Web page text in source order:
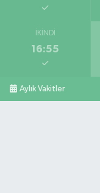
İKINDI
16:55
Aylık Vakitler